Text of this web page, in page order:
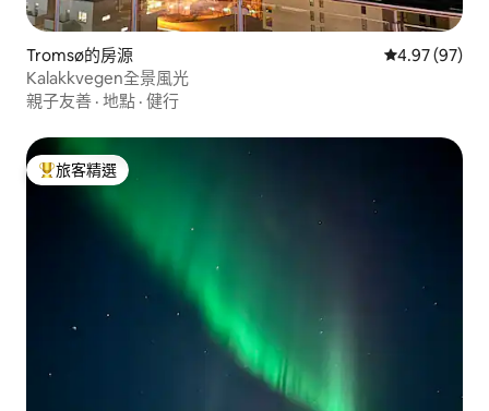
Tromsø的房源 從 97 則評價
4.97 (97)
Kalakkvegen全景風光
親子友善 · 地點 · 健行
旅客精選榜首
旅客精選